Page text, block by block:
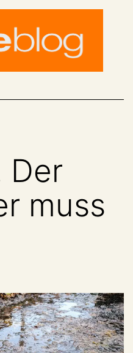
Der
muss